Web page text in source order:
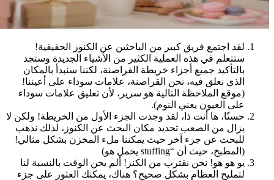
لقد اجتمع فريق كبير من الباحثين عن الكنوز الحقيقية!
ستتعلم في هذه العملية الكثير من الأشياء الجديدة وستجد
بالتأكيد جميع أجزاء خريطة القراصنة، لكننا سنبدأ بالمكان
الذي نعلق فيه، نحن القراصنة، علامات سوداء على أعيننا!
(موقع الملاحظة التالية هو سرير، لأن تعليق علامات سوداء
على العيون يعني النوم).
حسنًا، ها أنت ذا، لقد وجدت الجزء الأول من الخريطة! ولكن لا
يزال من الصعب تحديد مكان البحث عن الكنوز، لذلك نذهب
للبحث عن جزء آخر حيث يمكننا ملء المخزن بشكل مثالي!
(المطبخ، حيث أن “stuffing يحمل هو)
يو هو هو! نحن نقترب من الكنز! ألم يحن الوقت بالنسبة لنا
لتمليح العظام بشكل صحيح؟ هناك، يمكنك العثور على جزء